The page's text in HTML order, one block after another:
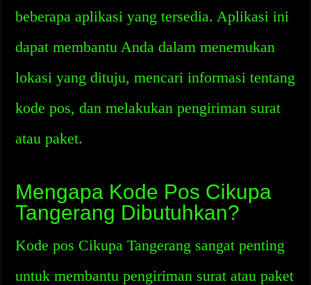
beberapa aplikasi yang tersedia. Aplikasi ini
dapat membantu Anda dalam menemukan
lokasi yang dituju, mencari informasi tentang
kode pos, dan melakukan pengiriman surat
atau paket.
Mengapa Kode Pos Cikupa
Tangerang Dibutuhkan?
Kode pos Cikupa Tangerang sangat penting
untuk membantu pengiriman surat atau paket